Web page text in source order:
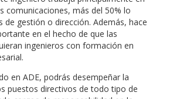
comunicaciones, más del 50% lo
de gestión o dirección. Además, hace
en el hecho de que las
ingenieros con formación en
en ADE, podrás desempeñar la
puestos directivos de todo tipo de